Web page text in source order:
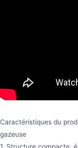
Caractéristiques du
gazeuse